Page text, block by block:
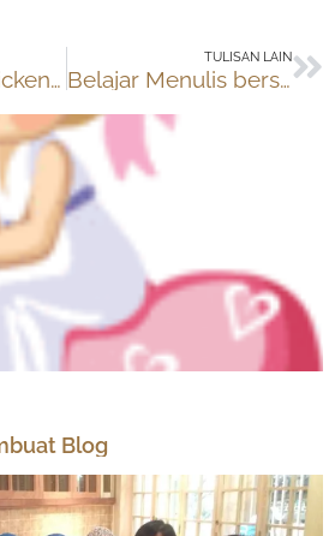
Matematika Chicken Wing
TULISAN LAIN
Belajar Menulis bersama Eyang Putri
Blog